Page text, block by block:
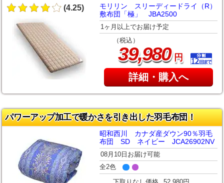
(4.25)
モリリン スリーディードライ（R）
敷布団「極」 JBA2500
1ヶ月以上でお届け予定
（税込）
39,980円
詳細・購入へ
パワーアップ加工で暖かさを引き出した羽毛布団！
昭和西川 カナダ産ダウン90％羽毛
布団 SD ネイビー JCA26902NV
08月10日お届け可能
全2色